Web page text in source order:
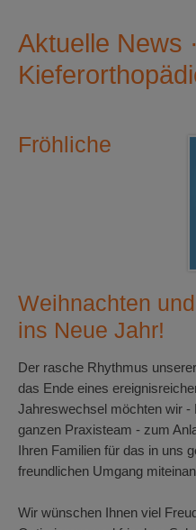
Aktuelle News ·
Fröhliche
Weihnachten
ins Neue Jahr!
Der rasche Rhythmus
das Ende eines
Jahreswechsel möchten wir -
ganzen Praxisteam - zum
Ihren Familien für das in uns
freundlichen Umgang
Wir wünschen Ihnen viel